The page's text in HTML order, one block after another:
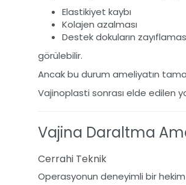
Elastikiyet kaybı
Kolajen azalması
Destek dokuların
görülebilir.
Ancak bu durum ameliyatın
Vajinoplasti sonrası elde edilen
Vajina Daraltma
Cerrahi Teknik
Operasyonun deneyimli bir